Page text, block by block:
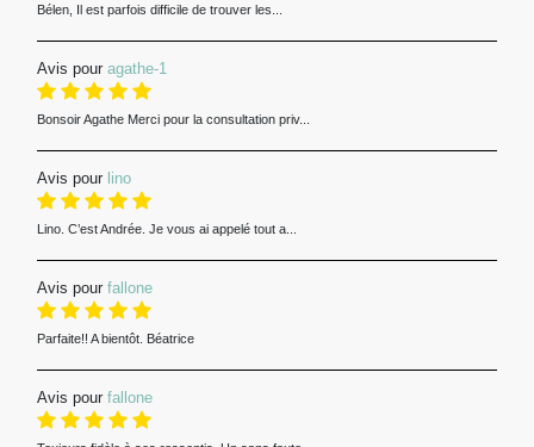
Bélen, Il est parfois difficile de trouver les...
Avis pour agathe-1
Bonsoir Agathe Merci pour la consultation priv...
Avis pour lino
Lino. C’est Andrée. Je vous ai appelé tout a...
Avis pour fallone
Parfaite!! A bientôt. Béatrice
Avis pour fallone